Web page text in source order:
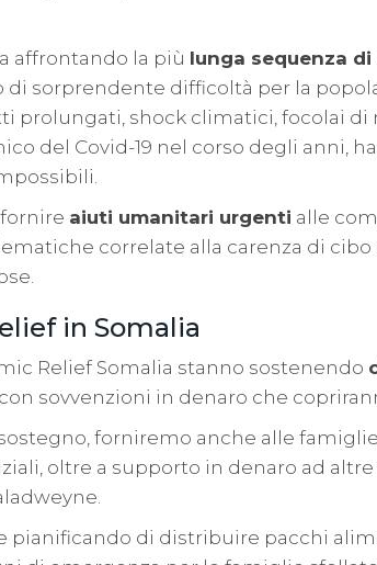
affrontando la più lunga sequenza
sorprendente difficoltà per la
prolungati, shock climatici, focolai di
del Covid-19 nel corso degli anni,
aiuti umanitari urgenti alle
correlate alla carenza di cibo
in Somalia
Relief Somalia stanno sostenendo
sovvenzioni in denaro che
forniremo anche alle
oltre a supporto in denaro ad
pianificando di distribuire pacchi